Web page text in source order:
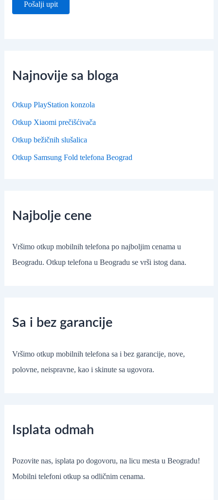
Najnovije sa bloga
Otkup PlayStation konzola
Otkup Xiaomi prečišćivača
Otkup bežičnih slušalica
Otkup Samsung Fold telefona Beograd
Najbolje cene
Vršimo otkup mobilnih telefona po najboljim cenama u
Beogradu. Otkup telefona u Beogradu se vrši istog dana.
Sa i bez garancije
Vršimo otkup mobilnih telefona sa i bez garancije, nove,
polovne, neispravne, kao i skinute sa ugovora.
Isplata odmah
Pozovite nas, isplata po dogovoru, na licu mesta u Beogradu!
Mobilni telefoni otkup sa odličnim cenama.